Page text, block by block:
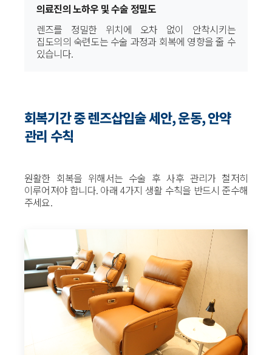
의료진의 노하우 및 수술 정밀도
렌즈를 정밀한 위치에 오차 없이 안착시키는
집도의의 숙련도는 수술 과정과 회복에 영향을 줄 수
있습니다.
회복기간 중 렌즈삽입술 세안, 운동, 안약
관리 수칙
원활한 회복을 위해서는 수술 후 사후 관리가 철저히
이루어져야 합니다. 아래 4가지 생활 수칙을 반드시 준수해
주세요.